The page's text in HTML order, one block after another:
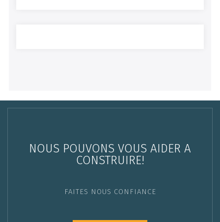
NOUS POUVONS VOUS AIDER A
CONSTRUIRE!
FAITES NOUS CONFIANCE